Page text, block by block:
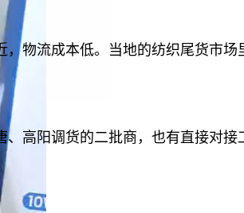
物流成本低。当地的纺织尾货市
高阳调货的二批商，也有直接对